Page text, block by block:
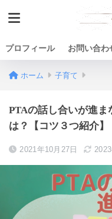
プロフィール お問い合わ
ホーム 子育て
PTAの話し合いが進
は？【コツ３つ紹介】
2021年10月27日